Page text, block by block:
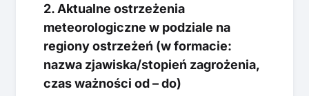
2. Aktualne ostrzeżenia
meteorologiczne w podziale na
regiony ostrzeżeń (w formacie:
nazwa zjawiska/stopień zagrożenia,
czas ważności od – do)